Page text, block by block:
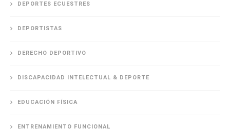
DEPORTES ECUESTRES
DEPORTISTAS
DERECHO DEPORTIVO
DISCAPACIDAD INTELECTUAL & DEPORTE
EDUCACIÓN FÍSICA
ENTRENAMIENTO FUNCIONAL